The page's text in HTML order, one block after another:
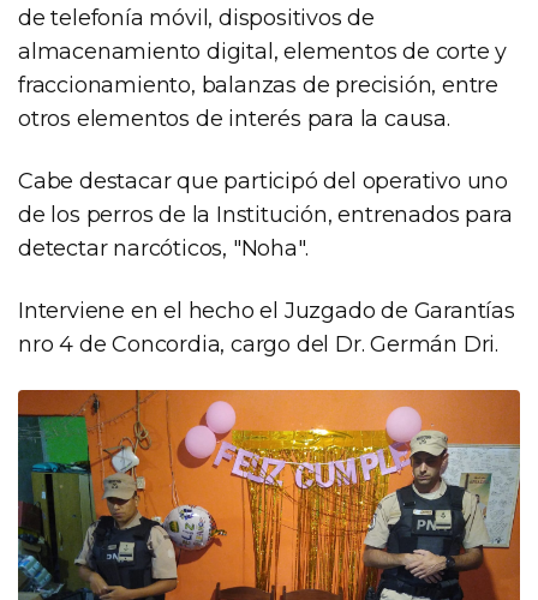
de telefonía móvil, dispositivos de
almacenamiento digital, elementos de corte y
fraccionamiento, balanzas de precisión, entre
otros elementos de interés para la causa.
Cabe destacar que participó del operativo uno
de los perros de la Institución, entrenados para
detectar narcóticos, "Noha".
Interviene en el hecho el Juzgado de Garantías
nro 4 de Concordia, cargo del Dr. Germán Dri.